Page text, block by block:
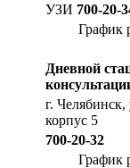
УЗИ 700-20-
График
Дневной
г.
корпус 5
700-20-32
График